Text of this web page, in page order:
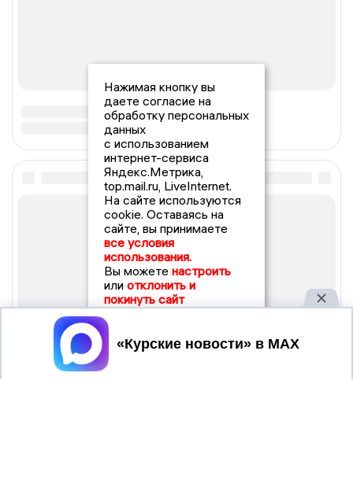
Нажимая кнопку вы
даете согласие на
обработку персональных
данных
с использованием
интернет-сервиса
Яндекс.Метрика,
top.mail.ru, LiveInternet.
На сайте используются
cookie. Оставаясь на
сайте, вы принимаете
все условия
использования.
Вы можете настроить
или отклонить и
покинуть сайт
Принять